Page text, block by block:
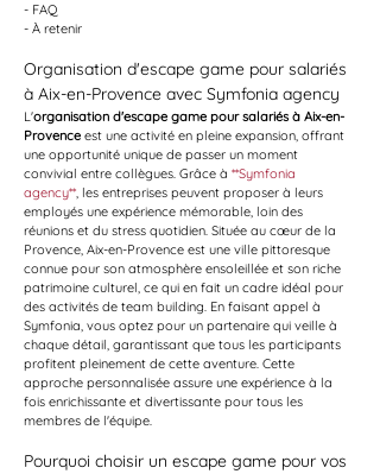
- FAQ
- À retenir
Organisation d'escape game pour salariés
à Aix-en-Provence avec Symfonia agency
L'organisation d'escape game pour salariés à Aix-en-
Provence est une activité en pleine expansion, offrant
une opportunité unique de passer un moment
convivial entre collègues. Grâce à **Symfonia
agency**, les entreprises peuvent proposer à leurs
employés une expérience mémorable, loin des
réunions et du stress quotidien. Située au cœur de la
Provence, Aix-en-Provence est une ville pittoresque
connue pour son atmosphère ensoleillée et son riche
patrimoine culturel, ce qui en fait un cadre idéal pour
des activités de team building. En faisant appel à
Symfonia, vous optez pour un partenaire qui veille à
chaque détail, garantissant que tous les participants
profitent pleinement de cette aventure. Cette
approche personnalisée assure une expérience à la
fois enrichissante et divertissante pour tous les
membres de l'équipe.
Pourquoi choisir un escape game pour vos